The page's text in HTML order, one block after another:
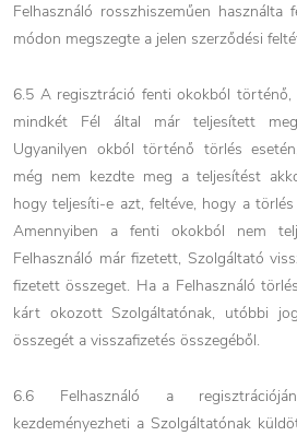
Felhasználó rosszhiszeműen használta
módon megszegte a jelen szerződési
6.5 A regisztráció fenti okokból
mindkét Fél által már teljesített
Ugyanilyen okból történő törlés
még nem kezdte meg a teljesítést
hogy teljesíti-e azt, feltéve, hogy a
Amennyiben a fenti okokból nem
Felhasználó már fizetett, Szolgáltató
fizetett összeget. Ha a Felhasználó
kárt okozott Szolgáltatónak, utóbbi
összegét a visszafizetés összegéből.
6.6 Felhasználó a
kezdeményezheti a Szolgáltatónak